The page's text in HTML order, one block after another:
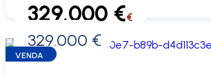
0 €
329.000 €€
329.000 €
VENDA